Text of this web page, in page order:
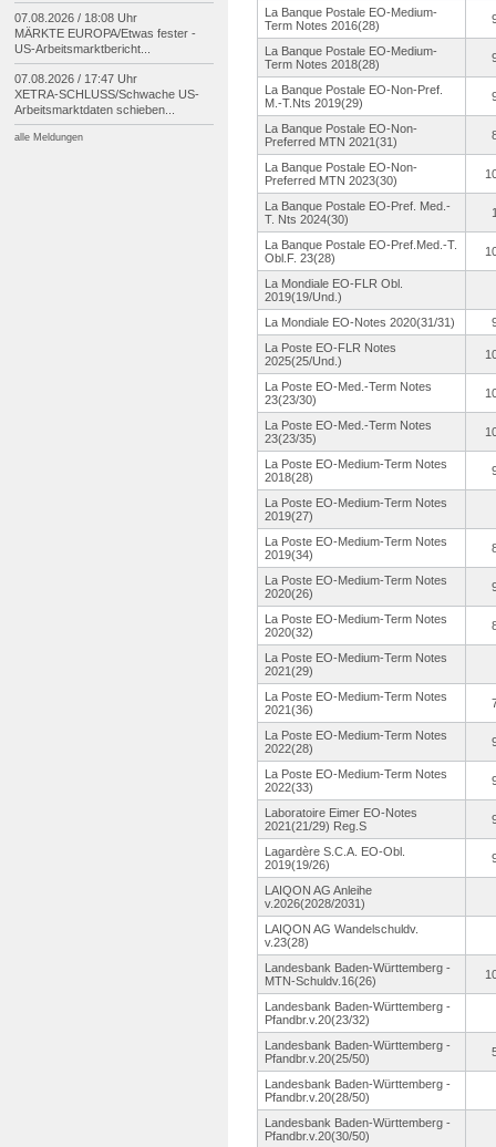
La Banque Postale EO-Medium-
Term Notes 2016(28)
La Banque Postale EO-Medium-
Term Notes 2018(28)
La Banque Postale EO-Non-Pref.
M.-T.Nts 2019(29)
La Banque Postale EO-Non-
Preferred MTN 2021(31)
La Banque Postale EO-Non-
Preferred MTN 2023(30)
La Banque Postale EO-Pref. Med.-
T. Nts 2024(30)
La Banque Postale EO-Pref.Med. -T.
Obl.F. 23(28)
La Mondiale EO-FLR Obl.
2019(19/Und. )
La Mondiale EO-Notes 2020(31/31)
La Poste EO-FLR Notes
2025(25/Und. )
La Poste EO-Med.-Term Notes
23(23/30)
La Poste EO-Med.-Term Notes
23(23/35)
La Poste EO-Medium-Term Notes
2018(28)
La Poste EO-Medium-Term Notes
2019(27)
La Poste EO-Medium-Term Notes
2019(34)
La Poste EO-Medium-Term Notes
2020(26)
La Poste EO-Medium-Term Notes
2020(32)
La Poste EO-Medium-Term Notes
2021(29)
La Poste EO-Medium-Term Notes
2021(36)
La Poste EO-Medium-Term Notes
2022(28)
La Poste EO-Medium-Term Notes
2022(33)
Laboratoire Eimer EO-Notes
2021(21/29) Reg.S
Lagardère S.C.A. EO-Obl.
2019(19/26)
LAIQON AG Anleihe
v.2026(2028/2031)
LAIQON AG Wandelschuldv.
v.23(28)
Landesbank Baden-Württemberg -
MTN-Schuldv. 16(26)
Landesbank Baden-Württemberg -
Pfandbr.v.20(23/32)
Landesbank Baden-Württemberg -
Pfandbr.v.20(25/50)
Landesbank Baden-Württemberg -
Pfandbr.v.20(28/50)
Landesbank Baden-Württemberg -
Pfandbr.v.20(30/50)
07.08.2026 / 18:08 Uhr
MÄRKTE EUROPA/Etwas fester -
US-Arbeitsmarktbericht...
07.08.2026 / 17:47 Uhr
XETRA-SCHLUSS/Schwache US-
Arbeitsmarktdaten schieben...
alle Meldungen